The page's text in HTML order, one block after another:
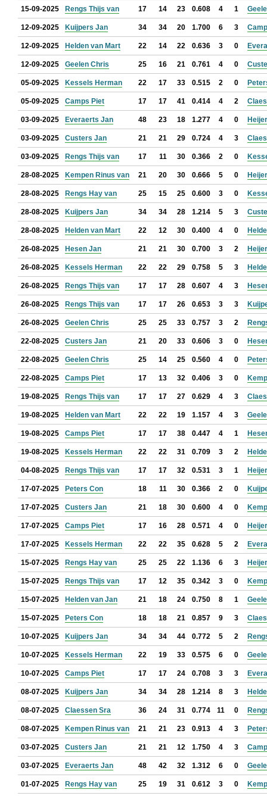
15-09-2025 Rengs Thijs van 17 14 23 0.608 4 1
12-09-2025 Kuijpers Jan 34 34 20 1.700 6 3
12-09-2025 Helden van Mart 22 14 22 0.636 3 0
12-09-2025 Geelen Chris 25 16 21 0.761 4 0
05-09-2025 Kessels Herman 22 17 33 0.515 2 0
05-09-2025 Camps Piet 17 17 41 0.414 4 2
03-09-2025 Everaerts Jan 48 23 18 1.277 4 0
03-09-2025 Custers Jan 21 21 29 0.724 4 3
03-09-2025 Rengs Thijs van 17 11 30 0.366 2 0
28-08-2025 Kempen Rinus van 21 20 30 0.666 5 0
28-08-2025 Rengs Hay van 25 15 25 0.600 3 0
28-08-2025 Kuijpers Jan 34 34 28 1.214 5 3
28-08-2025 Helden van Mart 22 12 30 0.400 4 0
26-08-2025 Hesen Jan 21 21 30 0.700 3 2
26-08-2025 Kessels Herman 22 22 29 0.758 5 3
26-08-2025 Rengs Thijs van 17 17 28 0.607 4 3
26-08-2025 Rengs Thijs van 17 17 26 0.653 3 3
26-08-2025 Geelen Chris 25 25 33 0.757 3 2
22-08-2025 Custers Jan 21 20 33 0.606 3 0
22-08-2025 Geelen Chris 25 14 25 0.560 4 0
22-08-2025 Camps Piet 17 13 32 0.406 3 0
19-08-2025 Rengs Thijs van 17 17 27 0.629 4 3
19-08-2025 Helden van Mart 22 22 19 1.157 4 3
19-08-2025 Camps Piet 17 17 38 0.447 4 1
19-08-2025 Kessels Herman 22 22 31 0.709 3 2
04-08-2025 Rengs Thijs van 17 17 32 0.531 3 1
17-07-2025 Peters Con 18 11 30 0.366 2 0
17-07-2025 Custers Jan 21 18 30 0.600 4 0
17-07-2025 Camps Piet 17 16 28 0.571 4 0
17-07-2025 Kessels Herman 22 22 35 0.628 5 2
15-07-2025 Rengs Hay van 25 25 22 1.136 6 3
15-07-2025 Rengs Thijs van 17 12 35 0.342 3 0
15-07-2025 Helden van Jan 21 18 24 0.750 8 1
15-07-2025 Peters Con 18 18 21 0.857 9 3
10-07-2025 Kuijpers Jan 34 34 44 0.772 5 2
10-07-2025 Kessels Herman 22 19 33 0.575 6 0
10-07-2025 Camps Piet 17 17 24 0.708 3 3
08-07-2025 Kuijpers Jan 34 34 28 1.214 8 3
08-07-2025 Claessen Sra 36 24 31 0.774 11 0
08-07-2025 Kempen Rinus van 21 21 23 0.913 4 3
03-07-2025 Custers Jan 21 21 12 1.750 4 3
03-07-2025 Everaerts Jan 48 42 32 1.312 6 0
01-07-2025 Rengs Hay van 25 19 31 0.612 3 0